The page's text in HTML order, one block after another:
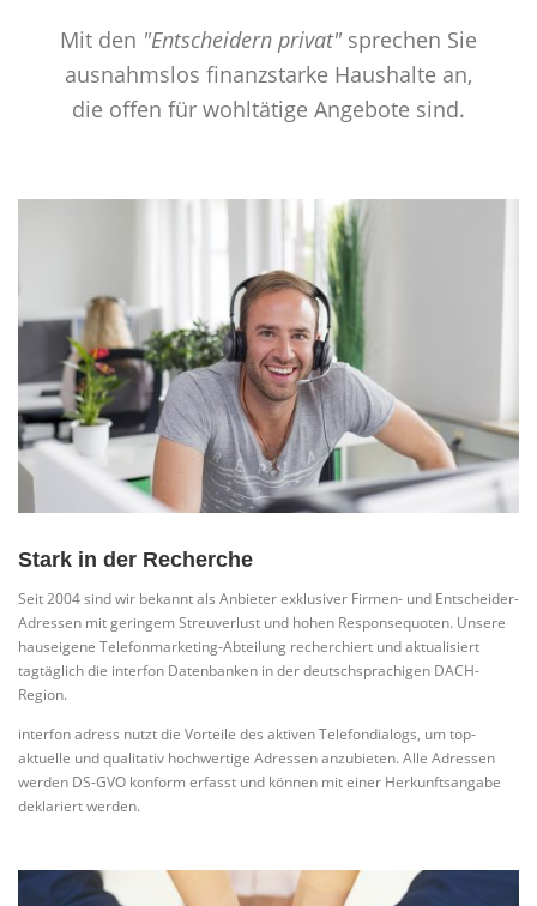
Mit den "Entscheidern privat"sprechen Sie
ausnahmslos finanzstarke Haushalte an,
die offen für wohltätige Angebote sind.
Stark in der Recherche
Seit 2004 sind wir bekannt als Anbieter exklusiver Firmen- und Entscheider-
Adressen mit geringem Streuverlust und hohen Responsequoten. Unsere
hauseigene Telefonmarketing-Abteilung recherchiert und aktualisiert
tagtäglich die interfon Datenbanken in der deutschsprachigen DACH-
Region.
interfon adress nutzt die Vorteile des aktiven Telefondialogs, um top-
aktuelle und qualitativ hochwertige Adressen anzubieten. Alle Adressen
werden DS-GVO konform erfasst und können mit einer Herkunftsangabe
deklariert werden.